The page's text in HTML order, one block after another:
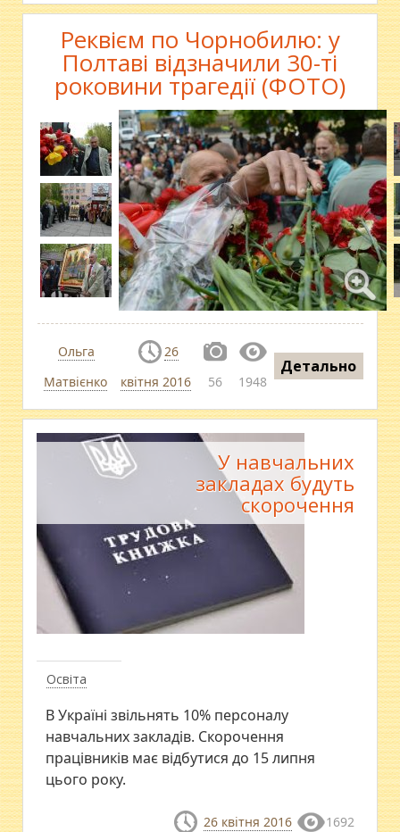
Реквієм по Чорнобилю: у
Полтаві відзначили 30-ті
роковини трагедії (ФОТО)
Ольга
Матвієнко
26
квітня 2016
56 1948
Детально
Освіта
У навчальних
закладах будуть
скорочення
В Україні звільнять 10% персоналу
навчальних закладів. Скорочення
працівників має відбутися до 15 липня
цього року.
26 квітня 2016 1692